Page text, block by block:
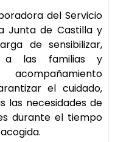
del Servicio
Junta de Castilla y
de sensibilizar,
a las familias y
el cuidado,
las necesidades de
durante el tiempo